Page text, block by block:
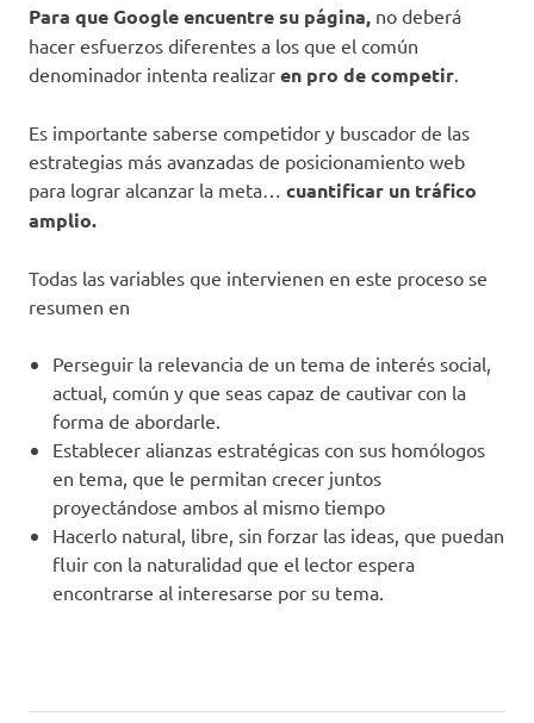
Para que Google encuentre su página, no deberá
hacer esfuerzos diferentes a los que el común
denominador intenta realizar en pro de competir
Es importante saberse competidor y buscador de las
estrategias más avanzadas de posicionamiento web
para lograr alcanzar la meta… cuantificar un tráfico
amplio.
Todas las variables que intervienen en este proceso se
resumen en
Perseguir la relevancia de un tema de interés social,
actual, común y que seas capaz de cautivar con la
forma de abordarle.
Establecer alianzas estratégicas con sus homólogos
en tema, que le permitan crecer juntos
proyectándose ambos al mismo tiempo
Hacerlo natural, libre, sin forzar las ideas, que puedan
fluir con la naturalidad que el lector espera
encontrarse al interesarse por su tema.